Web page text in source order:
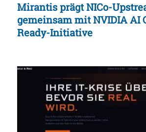
Mirantis prägt NICo-
gemeinsam mit NVIDIA AI
Ready-Initiative